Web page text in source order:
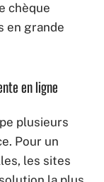
chèque
en grande
en ligne
plusieurs
Pour un
les sites